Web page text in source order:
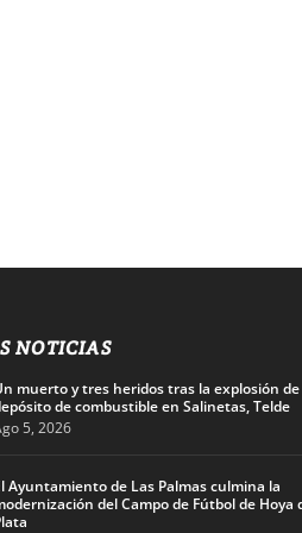
NOTICIAS
muerto y tres heridos tras la explosión
de combustible en Salinetas, Telde
5, 2026
Ayuntamiento de Las Palmas culmina la
del Campo de Fútbol de Hoya